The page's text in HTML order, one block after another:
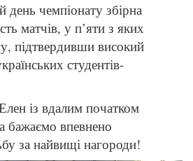
день чемпіонату збірна
матчів, у п’яти з яких
підтвердивши високий
студентів-
із вдалим початком
бажаємо впевнено
за найвищі нагороди!